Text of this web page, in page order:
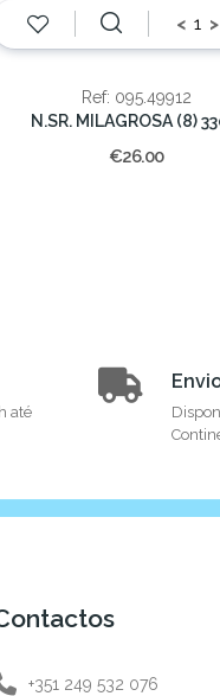
< >
Ref: 095.49912
N.SR. MILAGROSA (8)
€26.00
até
+351 249 532 076